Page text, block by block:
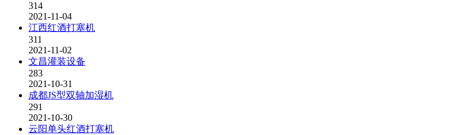
314
2021-11-04
江西红酒打塞机
311
2021-11-02
文昌灌装设备
283
2021-10-31
成都JS型双轴加湿机
291
2021-10-30
云阳单头红酒打塞机